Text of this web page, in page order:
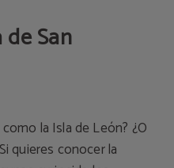
San
la Isla de León? ¿O
quieres conocer la